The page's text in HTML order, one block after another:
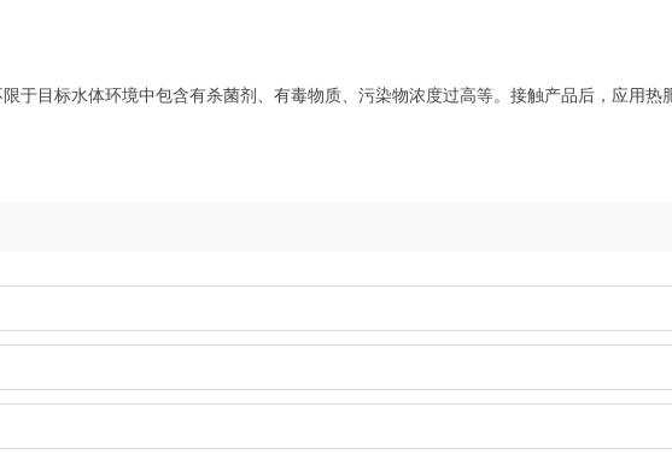
于目标水体环境中包含有杀菌剂、有毒物质、污染物浓度过高等。接触产品后，应用热